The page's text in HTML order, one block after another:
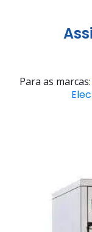
Para as marcas: